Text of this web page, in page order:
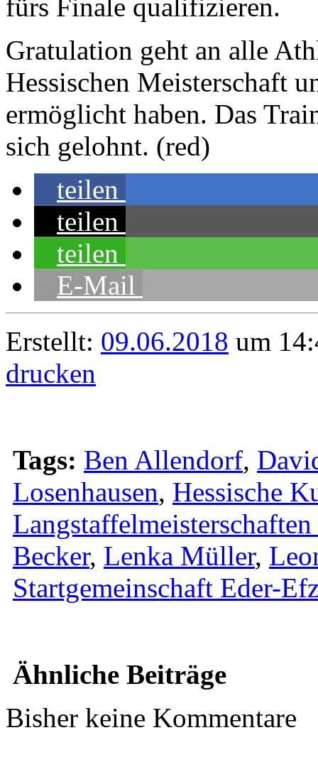
fürs Finale qualifizieren.
Gratulation geht an alle
Hessischen Meisterschaft
ermöglicht haben. Das
sich gelohnt. (red)
teilen
teilen
teilen
E-Mail
Erstellt: 09.06.2018 um
drucken
Tags: Ben Allendorf,
Losenhausen, Hessische
Becker, Lenka Müller,
Startgemeinschaft Eder-
Ähnliche Beiträge
Bisher keine Kommentare